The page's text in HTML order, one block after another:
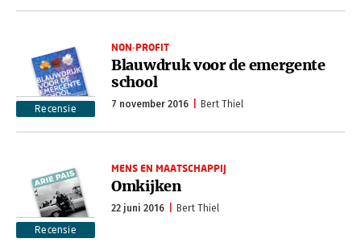
Recensie
NON-PROFIT
Blauwdruk voor de emergente
school
7 november 2016 Bert Thiel
Recensie
MENS EN MAATSCHAPPIJ
Omkijken
22 juni 2016 Bert Thiel